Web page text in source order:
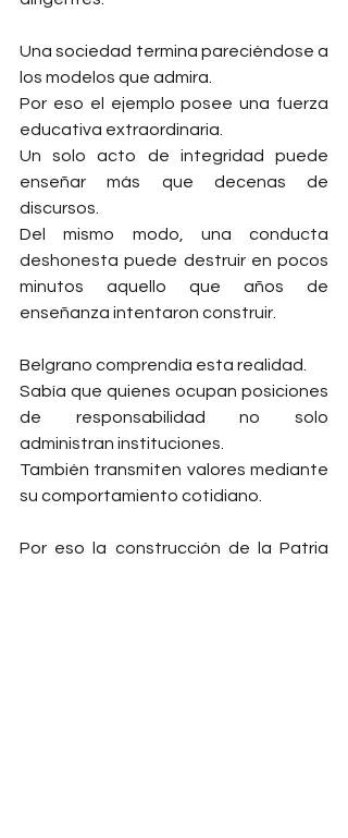
Una sociedad termina pareciéndose a
los modelos que admira.
Por eso el ejemplo posee una fuerza
educativa extraordinaria.
Un solo acto de integridad puede
enseñar más que decenas de
discursos.
Del mismo modo, una conducta
deshonesta puede destruir en pocos
minutos aquello que años de
enseñanza intentaron construir.
Belgrano comprendía esta realidad.
Sabía que quienes ocupan posiciones
de responsabilidad no solo
administran instituciones.
También transmiten valores mediante
su comportamiento cotidiano.
Por eso la construcción de la Patria